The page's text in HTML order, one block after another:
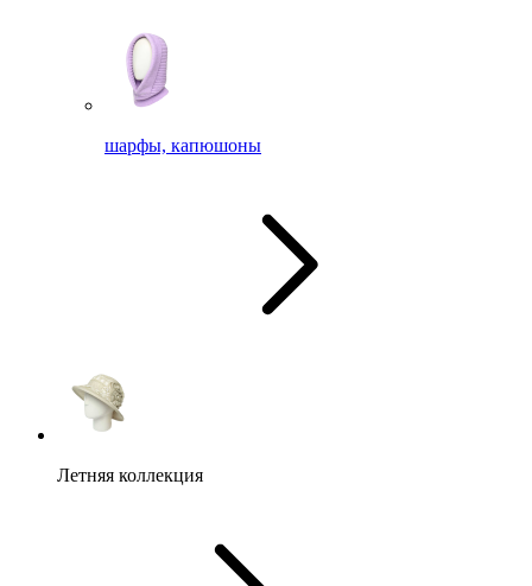
шарфы, капюшоны
Летняя коллекция